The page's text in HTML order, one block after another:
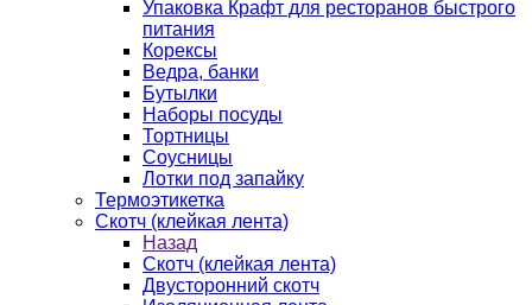
Упаковка Крафт для ресторанов быстрого
питания
Корексы
Ведра, банки
Бутылки
Наборы посуды
Тортницы
Соусницы
Лотки под запайку
Термоэтикетка
Скотч (клейкая лента)
Назад
Скотч (клейкая лента)
Двусторонний скотч